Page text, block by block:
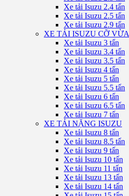
Xe tải Isuzu 2.4 tấn
Xe tải Isuzu 2.5 tấn
Xe tải Isuzu 2.9 tấn
XE TẢI ISUZU CỠ VỪA
Xe tải Isuzu 3 tấn
Xe tải Isuzu 3.4 tấn
Xe tải Isuzu 3.5 tấn
Xe tải Isuzu 4 tấn
Xe tải Isuzu 5 tấn
Xe tải Isuzu 5.5 tấn
Xe tải Isuzu 6 tấn
Xe tải Isuzu 6.5 tấn
Xe tải Isuzu 7 tấn
XE TẢI NẶNG ISUZU
Xe tải Isuzu 8 tấn
Xe tải Isuzu 8.5 tấn
Xe tải Isuzu 9 tấn
Xe tải Isuzu 10 tấn
Xe tải Isuzu 11 tấn
Xe tải Isuzu 13 tấn
Xe tải Isuzu 14 tấn